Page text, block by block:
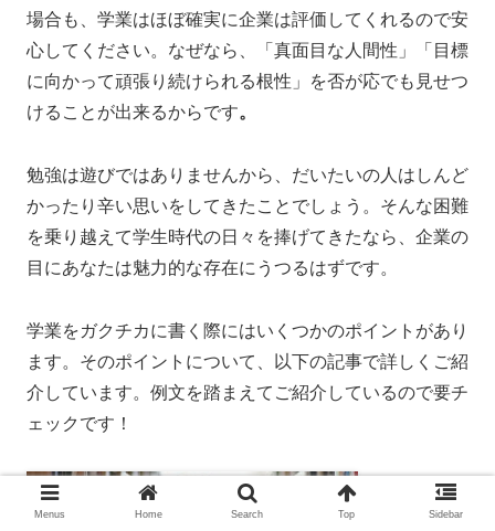
場合も、学業はほぼ確実に企業は評価してくれるので安
心してください。なぜなら、
「真面目な人間性」「目標
に向かって頑張り続けられる根性」を否が応でも見せつ
けることが出来るからです。
勉強は遊びではありませんから、だいたいの人はしんど
かったり辛い思いをしてきたことでしょう。そんな困難
を乗り越えて学生時代の日々を捧げてきたなら、企業の
目にあなたは魅力的な存在にうつるはずです。
学業をガクチカに書く際にはいくつかのポイントがあり
ます。そのポイントについて、以下の記事で詳しくご紹
介しています。例文を踏まえてご紹介しているので要チ
ェックです！
Menus Home Search Top Sidebar